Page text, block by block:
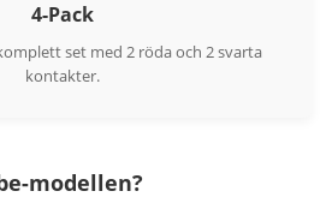
4-Pack
set med 2 röda och 2 svarta
kontakter.
modellen?